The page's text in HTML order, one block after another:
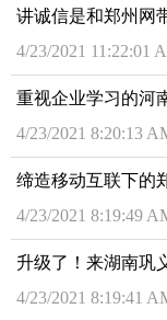
讲诚信是和郑州网
4/23/2021 11:22:01
重视企业学习的河
4/23/2021 8:20:13
缔造移动互联下的
4/23/2021 8:19:49
升级了！来湖南巩
4/23/2021 8:19:41